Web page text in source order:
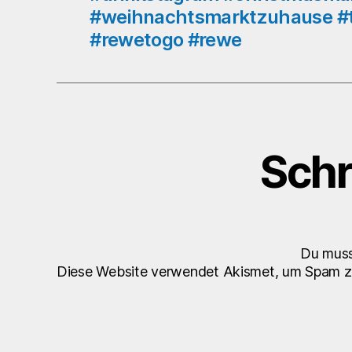
#weihnachtsmarktzuhause
#rewetogo #rewe
Du
Diese Website verwendet Akismet, um Spam